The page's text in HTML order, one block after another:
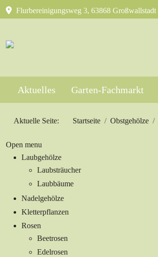
Flurbereinigungsweg 3, 63868 Großwallstadt
Aktuelles Garten-Fachmarkt
Aktuelle Seite: Startseite Obstgehölze
Open menu
Laubgehölze
Laubsträucher
Laubbäume
Nadelgehölze
Kletterpflanzen
Rosen
Beetrosen
Edelrosen